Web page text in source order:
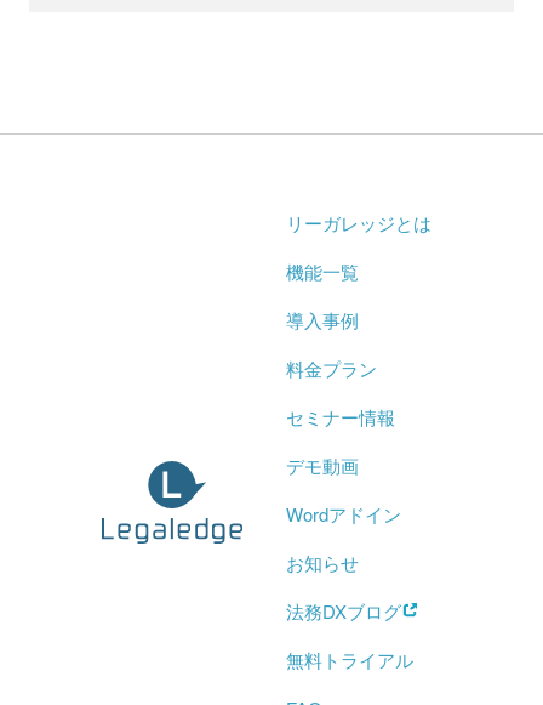
リーガレッジとは
機能一覧
導入事例
料金プラン
セミナー情報
デモ動画
Wordアドイン
お知らせ
法務DXブログ
無料トライアル